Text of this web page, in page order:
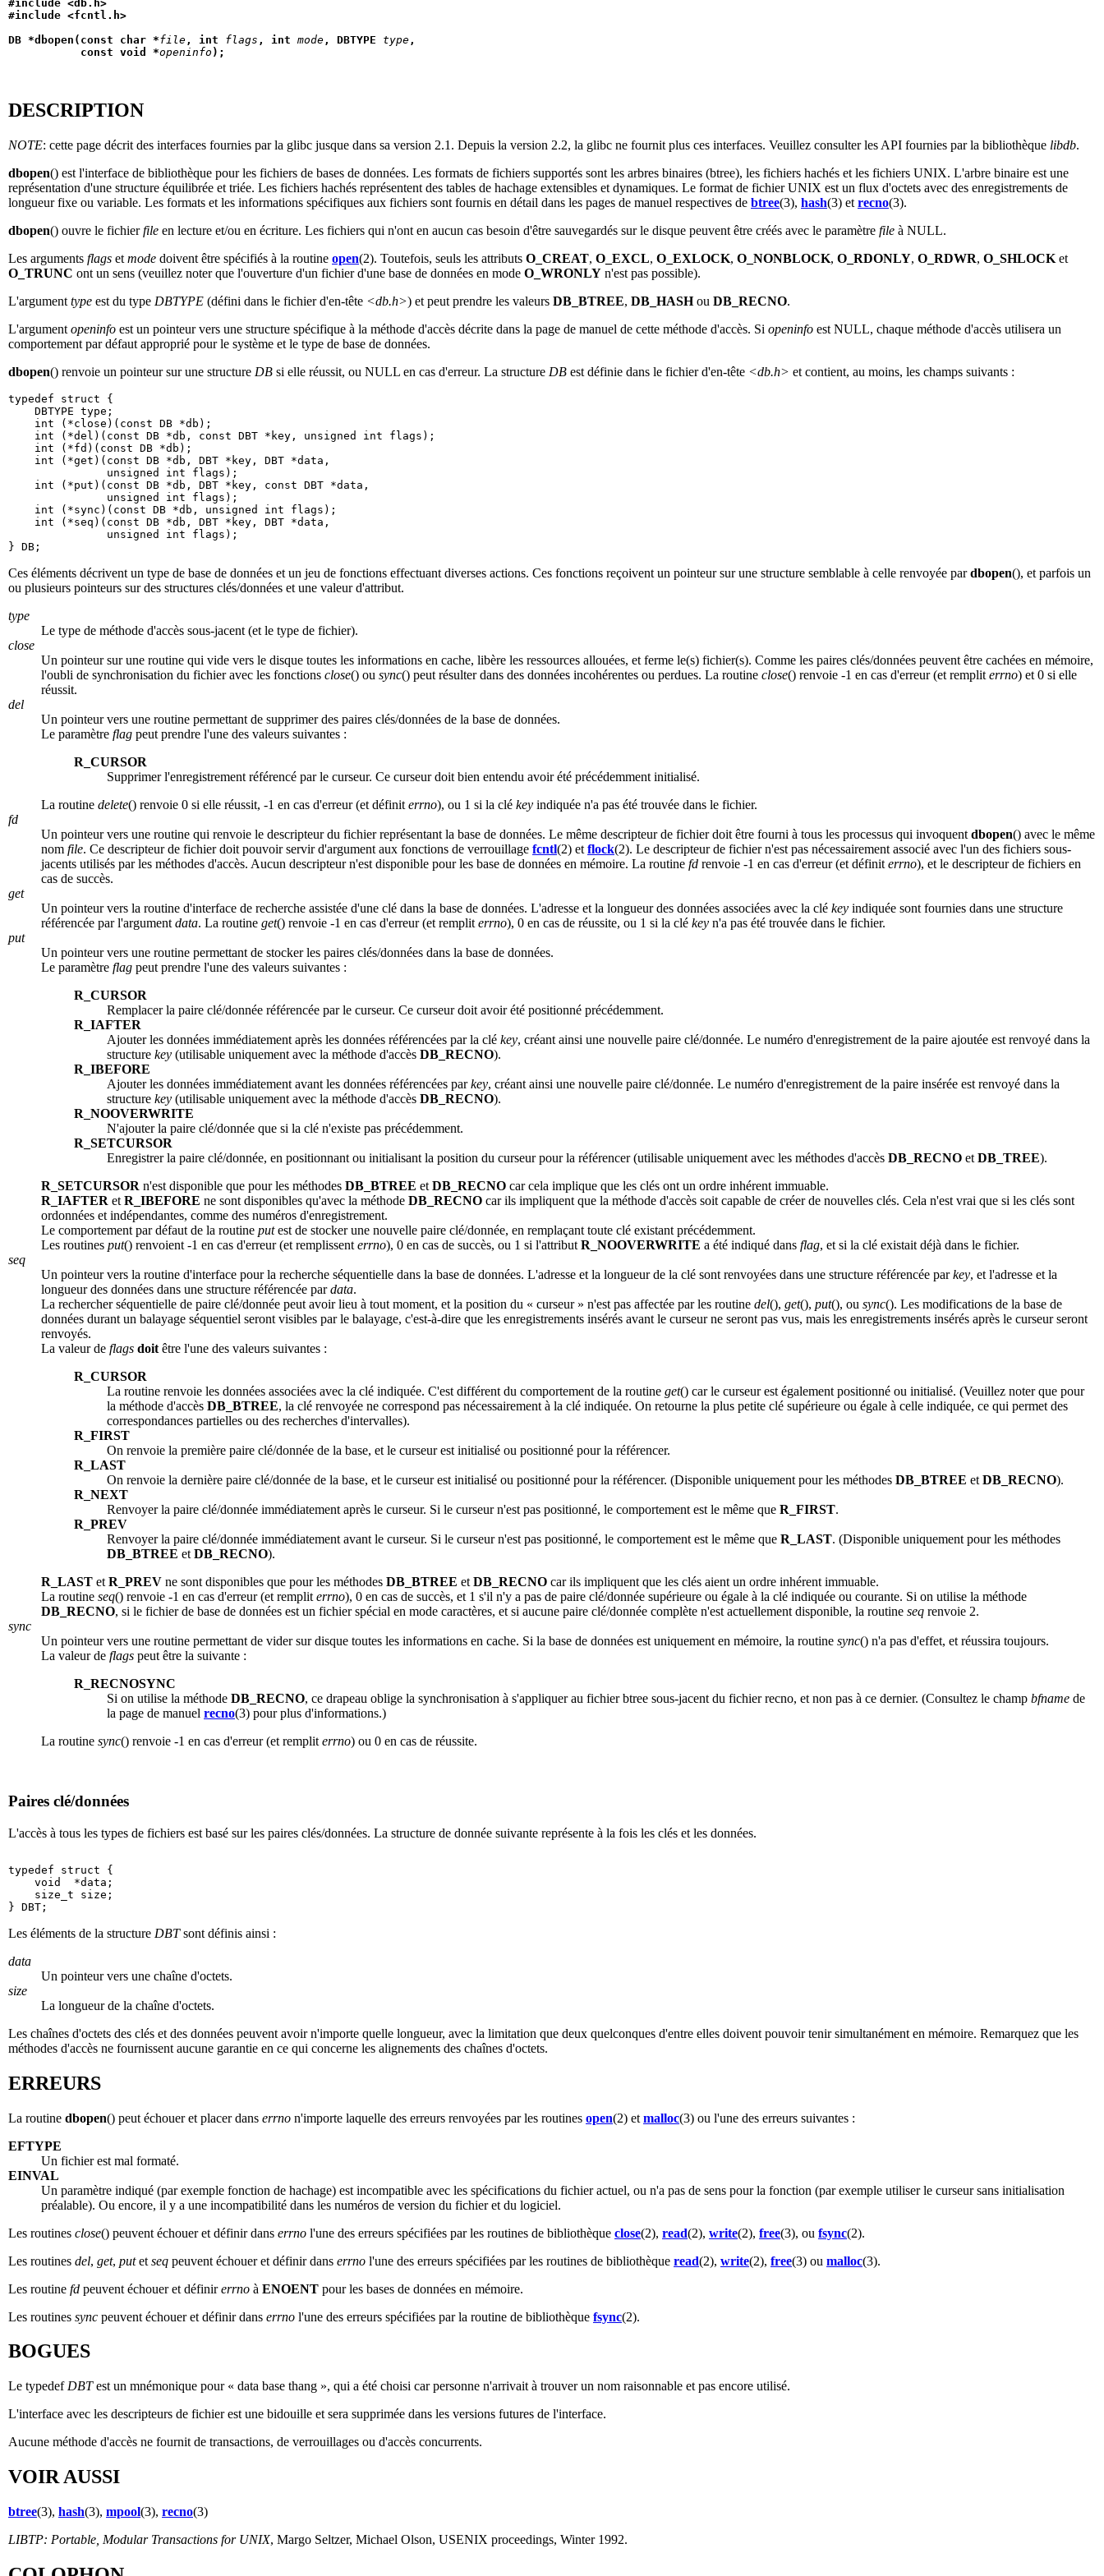
#include <db.h>
#include <fcntl.h>
DB *dbopen(const char *file , int flags , int mode , DBTYPE type ,
           const void *
openinfo );
DESCRIPTION
NOTE: cette page décrit des interfaces fournies par la glibc jusque dans sa version 2.1. Depuis la version 2.2, la glibc ne fournit plus ces interfaces. Veuillez consulter les API fournies par la bibliothèque libdb.
dbopen() est l'interface de bibliothèque pour les fichiers de bases de données. Les formats de fichiers supportés sont les arbres binaires (btree), les fichiers hachés et les fichiers UNIX. L'arbre binaire est une
représentation d'une structure équilibrée et triée. Les fichiers hachés représentent des tables de hachage extensibles et dynamiques. Le format de fichier UNIX est un flux d'octets avec des enregistrements de
longueur fixe ou variable. Les formats et les informations spécifiques aux fichiers sont fournis en détail dans les pages de manuel respectives de btree(3), hash(3) et recno(3).
dbopen() ouvre le fichierfile en lecture et/ou en écriture. Les fichiers qui n'ont en aucun cas besoin d'être sauvegardés sur le disque peuvent être créés avec le paramètre file à NULL.
Les arguments flags et mode doivent être spécifiés à la routine open(2). Toutefois, seuls les attributs O_CREAT, O_EXCL, O_EXLOCK, O_NONBLOCK, O_RDONLY, O_RDWR, O_SHLOCK et
O_TRUNC ont un sens (veuillez noter que l'ouverture d'un fichier d'une base de données en mode O_WRONLY n'est pas possible).
L'argument type est du type DBTYPE (défini dans le fichier d'en-tête <db.h>) et peut prendre les valeurs DB_BTREE, DB_HASHou DB_RECNO.
L'argument openinfo est un pointeur vers une structure spécifique à la méthode d'accès décrite dans la page de manuel de cette méthode d'accès. Si openinfo est NULL, chaque méthode d'accès utilisera un
comportement par défaut approprié pour le système et le type de base de données.
dbopen() renvoie un pointeur sur une structure DB si elle réussit, ou NULL en cas d'erreur. La structure DB est définie dans le fichier d'en-tête <db.h> et contient, au moins, les champs suivants :
typedef struct {
    DBTYPE type;
    int (*close)(const DB *db);
    int (*del)(const DB *db, const DBT *key, unsigned int flags);
    int (*fd)(const DB *db);
    int (*get)(const DB *db, DBT *key, DBT *data,
               unsigned int flags);
    int (*put)(const DB *db, DBT *key, const DBT *data,
               unsigned int flags);
    int (*sync)(const DB *db, unsigned int flags);
    int (*seq)(const DB *db, DBT *key, DBT *data,
               unsigned int flags);
Ces éléments décrivent un type de base de données et un jeu de fonctions effectuant diverses actions. Ces fonctions reçoivent un pointeur sur une structure semblable à celle renvoyée pardbopen(), et parfois un
ou plusieurs pointeurs sur des structures clés/données et une valeur d'attribut.
type
Le type de méthode d'accès sous-jacent (et le type de fichier).
close
Un pointeur sur une routine qui vide vers le disque toutes les informations en cache, libère les ressources allouées, et ferme le(s) fichier(s). Comme les paires clés/données peuvent être cachées en mémoire,
l'oubli de synchronisation du fichier avec les fonctions close() ou sync() peut résulter dans des données incohérentes ou perdues. La routine close() renvoie -1 en cas d'erreur (et remplit errno) et 0 si elle
réussit.
del
Un pointeur vers une routine permettant de supprimer des paires clés/données de la base de données.
Le paramètre flag peut prendre l'une des valeurs suivantes :
R_CURSOR
Supprimer l'enregistrement référencé par le curseur. Ce curseur doit bien entendu avoir été précédemment initialisé.
La routine delete() renvoie 0 si elle réussit, -1 en cas d'erreur (et définit errno), ou 1 si la clé key indiquée n'a pas été trouvée dans le fichier.
fd
Un pointeur vers une routine qui renvoie le descripteur du fichier représentant la base de données. Le même descripteur de fichier doit être fourni à tous les processus qui invoquent dbopen() avec le même
nom file. Ce descripteur de fichier doit pouvoir servir d'argument aux fonctions de verrouillage fcntl(2) et flock(2). Le descripteur de fichier n'est pas nécessairement associé avec l'un des fichiers sous-
jacents utilisés par les méthodes d'accès. Aucun descripteur n'est disponible pour les base de données en mémoire. La routine fd renvoie -1 en cas d'erreur (et définit errno), et le descripteur de fichiers en
cas de succès.
get
Un pointeur vers la routine d'interface de recherche assistée d'une clé dans la base de données. L'adresse et la longueur des données associées avec la clé key indiquée sont fournies dans une structure
référencée par l'argument data. La routine get() renvoie -1 en cas d'erreur (et remplit errno), 0 en cas de réussite, ou 1 si la clé key n'a pas été trouvée dans le fichier.
put
Un pointeur vers une routine permettant de stocker les paires clés/données dans la base de données.
Le paramètre flag peut prendre l'une des valeurs suivantes :
R_CURSOR
Remplacer la paire clé/donnée référencée par le curseur. Ce curseur doit avoir été positionné précédemment.
R_IAFTER
Ajouter les données immédiatement après les données référencées par la clé key, créant ainsi une nouvelle paire clé/donnée. Le numéro d'enregistrement de la paire ajoutée est renvoyé dans la
structure key (utilisable uniquement avec la méthode d'accès DB_RECNO).
R_IBEFORE
Ajouter les données immédiatement avant les données référencées parkey, créant ainsi une nouvelle paire clé/donnée. Le numéro d'enregistrement de la paire insérée est renvoyé dans la
structure key (utilisable uniquement avec la méthode d'accès DB_RECNO).
R_NOOVERWRITE
N'ajouter la paire clé/donnée que si la clé n'existe pas précédemment.
R_SETCURSOR
Enregistrer la paire clé/donnée, en positionnant ou initialisant la position du curseur pour la référencer (utilisable uniquement avec les méthodes d'accès DB_RECNO et DB_TREE).
R_SETCURSOR n'est disponible que pour les méthodes DB_BTREE et DB_RECNO car cela implique que les clés ont un ordre inhérent immuable.
R_IAFTER et R_IBEFORE ne sont disponibles qu'avec la méthode DB_RECNO car ils impliquent que la méthode d'accès soit capable de créer de nouvelles clés. Cela n'est vrai que si les clés sont
ordonnées et indépendantes, comme des numéros d'enregistrement.
Le comportement par défaut de la routine putest de stocker une nouvelle paire clé/donnée, en remplaçant toute clé existant précédemment.
Les routines put() renvoient -1 en cas d'erreur (et remplissent errno), 0 en cas de succès, ou 1 si l'attribut R_NOOVERWRITE a été indiqué dans flag, et si la clé existait déjà dans le fichier.
seq
Un pointeur vers la routine d'interface pour la recherche séquentielle dans la base de données. L'adresse et la longueur de la clé sont renvoyées dans une structure référencée parkey, et l'adresse et la
longueur des données dans une structure référencée pardata.
La rechercher séquentielle de paire clé/donnée peut avoir lieu à tout moment, et la position du « curseur » n'est pas affectée par les routine del(), get(), put(), ou sync(). Les modifications de la base de
données durant un balayage séquentiel seront visibles par le balayage, c'est-à-dire que les enregistrements insérés avant le curseur ne seront pas vus, mais les enregistrements insérés après le curseur seront
renvoyés.
La valeur de flags doit être l'une des valeurs suivantes :
R_CURSOR
La routine renvoie les données associées avec la clé indiquée. C'est différent du comportement de la routine get() car le curseur est également positionné ou initialisé. (Veuillez noter que pour
la méthode d'accès DB_BTREE, la clé renvoyée ne correspond pas nécessairement à la clé indiquée. On retourne la plus petite clé supérieure ou égale à celle indiquée, ce qui permet des
correspondances partielles ou des recherches d'intervalles).
R_FIRST
On renvoie la première paire clé/donnée de la base, et le curseur est initialisé ou positionné pour la référencer.
R_LAST
On renvoie la dernière paire clé/donnée de la base, et le curseur est initialisé ou positionné pour la référencer. (Disponible uniquement pour les méthodes DB_BTREE et DB_RECNO).
R_NEXT
Renvoyer la paire clé/donnée immédiatement après le curseur. Si le curseur n'est pas positionné, le comportement est le même que R_FIRST.
R_PREV
Renvoyer la paire clé/donnée immédiatement avant le curseur. Si le curseur n'est pas positionné, le comportement est le même que R_LAST. (Disponible uniquement pour les méthodes
DB_BTREE et DB_RECNO).
R_LAST et R_PREV ne sont disponibles que pour les méthodes DB_BTREE et DB_RECNO car ils impliquent que les clés aient un ordre inhérent immuable.
La routine seq() renvoie -1 en cas d'erreur (et remplit errno), 0 en cas de succès, et 1 s'il n'y a pas de paire clé/donnée supérieure ou égale à la clé indiquée ou courante. Si on utilise la méthode
DB_RECNO, si le fichier de base de données est un fichier spécial en mode caractères, et si aucune paire clé/donnée complète n'est actuellement disponible, la routine seq renvoie 2.
sync
Un pointeur vers une routine permettant de vider sur disque toutes les informations en cache. Si la base de données est uniquement en mémoire, la routine sync() n'a pas d'effet, et réussira toujours.
La valeur de flags peut être la suivante :
R_RECNOSYNC
Si on utilise la méthode DB_RECNO, ce drapeau oblige la synchronisation à s'appliquer au fichier btree sous-jacent du fichier recno, et non pas à ce dernier. (Consultez le champ bfname de
la page de manuel recno(3) pour plus d'informations.)
La routine sync() renvoie -1 en cas d'erreur (et remplit errno) ou 0 en cas de réussite.
Paires clé/données
L'accès à tous les types de fichiers est basé sur les paires clés/données. La structure de donnée suivante représente à la fois les clés et les données.
typedef struct {
    void  *data;
    size_t size;
Les éléments de la structure DBTsont définis ainsi :
data
Un pointeur vers une chaîne d'octets.
size
La longueur de la chaîne d'octets.
Les chaînes d'octets des clés et des données peuvent avoir n'importe quelle longueur, avec la limitation que deux quelconques d'entre elles doivent pouvoir tenir simultanément en mémoire. Remarquez que les
méthodes d'accès ne fournissent aucune garantie en ce qui concerne les alignements des chaînes d'octets.
ERREURS
La routine dbopen() peut échouer et placer dans errno n'importe laquelle des erreurs renvoyées par les routines open(2) et malloc(3) ou l'une des erreurs suivantes :
EFTYPE
Un fichier est mal formaté.
EINVAL
Un paramètre indiqué (par exemple fonction de hachage) est incompatible avec les spécifications du fichier actuel, ou n'a pas de sens pour la fonction (par exemple utiliser le curseur sans initialisation
préalable). Ou encore, il y a une incompatibilité dans les numéros de version du fichier et du logiciel.
Les routines close() peuvent échouer et définir dans errno l'une des erreurs spécifiées par les routines de bibliothèque close(2), read(2), write(2), free(3), ou fsync(2).
Les routines del, get, putet seq peuvent échouer et définir dans errno l'une des erreurs spécifiées par les routines de bibliothèque read(2), write(2), free(3) ou malloc(3).
Les routine fd peuvent échouer et définirerrno à ENOENT pour les bases de données en mémoire.
Les routines sync peuvent échouer et définir dans errno l'une des erreurs spécifiées par la routine de bibliothèque fsync(2).
BOGUES
Le typedef DBTest un mnémonique pour « data base thang », qui a été choisi car personne n'arrivait à trouver un nom raisonnable et pas encore utilisé.
L'interface avec les descripteurs de fichier est une bidouille et sera supprimée dans les versions futures de l'interface.
Aucune méthode d'accès ne fournit de transactions, de verrouillages ou d'accès concurrents.
VOIR AUSSI
btree(3), hash(3), mpool(3), recno(3)
LIBTP: Portable, Modular Transactions for UNIX, Margo Seltzer, Michael Olson, USENIX proceedings, Winter 1992.